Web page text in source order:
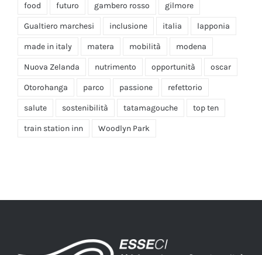
food futuro gambero rosso gilmore
Gualtiero marchesi inclusione italia lapponia
made in italy matera mobilità modena
Nuova Zelanda nutrimento opportunità oscar
Otorohanga parco passione refettorio
salute sostenibilità tatamagouche top ten
train station inn Woodlyn Park